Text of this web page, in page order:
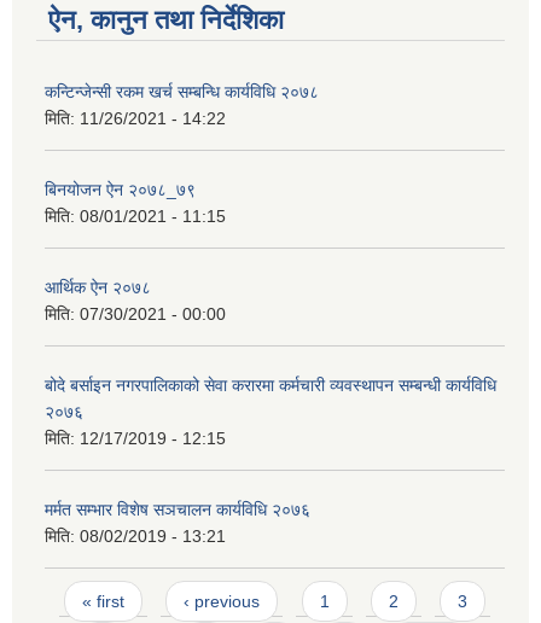
ऐन, कानुन तथा निर्देशिका
कन्टिन्जेन्सी रकम खर्च सम्बन्धि कार्यविधि २०७८
मिति: 11/26/2021 - 14:22
बिनयोजन ऐन २०७८_७९
मिति: 08/01/2021 - 11:15
आर्थिक ऐन २०७८
मिति: 07/30/2021 - 00:00
बोदे बर्साइन नगरपालिकाको सेवा करारमा कर्मचारी व्यवस्थापन सम्बन्धी कार्यविधि
२०७६
मिति: 12/17/2019 - 12:15
मर्मत सम्भार विशेष सञचालन कार्यविधि २०७६
मिति: 08/02/2019 - 13:21
Pages
« first ‹ previous 1 2 3